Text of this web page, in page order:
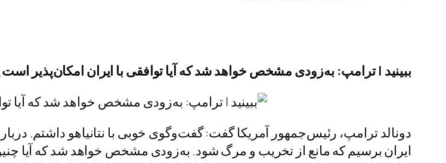
ببینید | ترامپ: به‌زودی مشخص خواهد شد که آیا توافقی با ایران امکان‌پذیر است
دونالد ترامپ، رئیس‌جمهور آمریکا گفت: گفت‌وگوی خوبی با نتانیاهو داشتم.
ایران برسیم که مانع از تخریب و مرگ شود. به‌زودی مشخص خواهد شد که آیا